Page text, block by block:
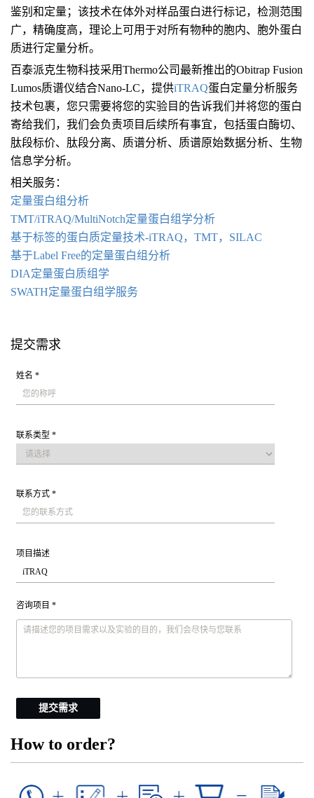
鉴别和定量；该技术在体外对样品蛋白进行标记，检测范围
广，精确度高，理论上可用于对所有物种的胞内、胞外蛋白
质进行定量分析。
百泰派克生物科技采用Thermo公司最新推出的Obitrap Fusion
Lumos质谱仪结合Nano-LC，提供iTRAQ蛋白定量分析服务
技术包裹， 您只需要将您的实验目的告诉我们并将您的蛋白
寄给我们，我们会负责项目后续所有事宜，包括蛋白酶切、
肽段标价、肽段分离、质谱分析、质谱原始数据分析、生物
信息学分析。
相关服务：
定量蛋白组 分析
TMT/iTRAQ/MultiNotch定量蛋白组学分析
基于标签的蛋白质定量技术-iTRAQ，TMT，SILAC
基于Label Free的定量蛋白组分析
DIA定量蛋白质组学
SWATH定量蛋白组学服务
提交需求
姓名 *
联系类型 *
联系方式 *
项目描述
咨询项目 *
提交需求
How to order?